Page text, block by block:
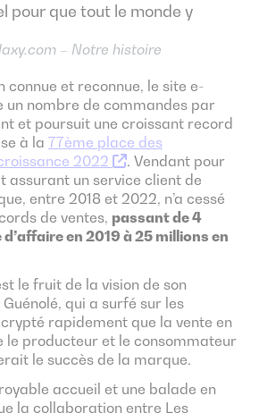
pour que tout le monde y
– Notre histoire
connue et reconnue, le site e-
un nombre de commandes par
et poursuit une croissant record
à la 77ème place des
2022
. Vendant pour
assurant un service client de
entre 2018 et 2022, n’a cessé
de ventes, passant de 4
en 2019 à 25 millions en
le fruit de la vision de son
qui a surfé sur les
rapidement que la vente en
le producteur et le consommateur
le succès de la marque.
accueil et une balade en
la collaboration entre Les